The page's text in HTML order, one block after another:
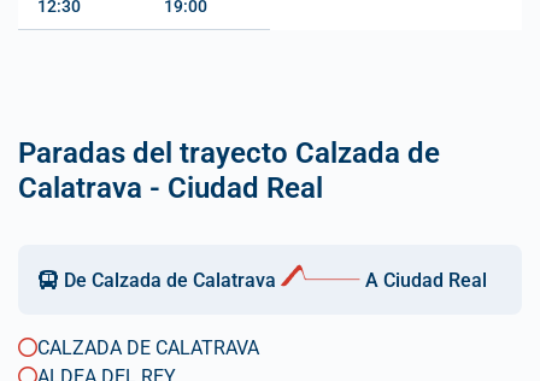
12:30 19:00
Paradas del trayecto Calzada de
Calatrava - Ciudad Real
De Calzada de Calatrava A Ciudad Real
CALZADA DE CALATRAVA